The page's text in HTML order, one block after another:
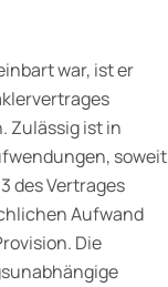
war, ist er
Zulässig ist in
soweit
des Vertrages
Aufwand
Die